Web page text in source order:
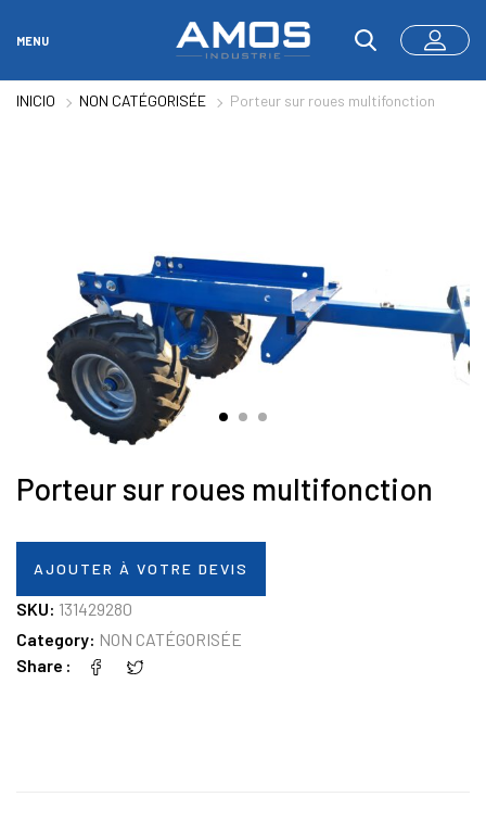
MENU
INICIO NON CATÉGORISÉE Porteur sur roues multifonction
Porteur sur roues multifonction
AJOUTER À VOTRE DEVIS
SKU: 131429280
Category: NON CATÉGORISÉE
Share